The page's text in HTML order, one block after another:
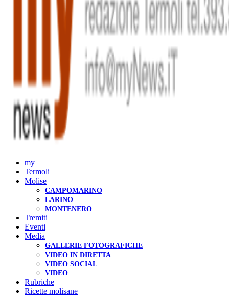
my
Termoli
Molise
CAMPOMARINO
LARINO
MONTENERO
Tremiti
Eventi
Media
GALLERIE FOTOGRAFICHE
VIDEO IN DIRETTA
VIDEO SOCIAL
VIDEO
Rubriche
Ricette molisane